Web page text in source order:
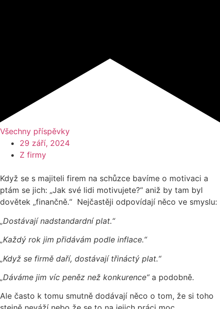
Všechny příspěvky
29 září, 2024
Z firmy
Když se s majiteli firem na schůzce bavíme o motivaci a
ptám se jich: „Jak své lidi motivujete?“ aniž by tam byl
dovětek „finančně.“ Nejčastěji odpovídají něco ve smyslu:
„Dostávají nadstandardní plat.“
„Každý rok jim přidávám podle inflace.“
„Když se firmě daří, dostávají třináctý plat.“
„Dáváme jim víc peněz než konkurence“a podobně.
Ale často k tomu smutně dodávají něco o tom, že si toho